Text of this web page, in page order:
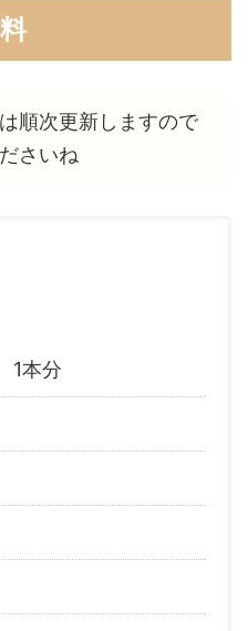
順次更新しますので
さいね
1本分